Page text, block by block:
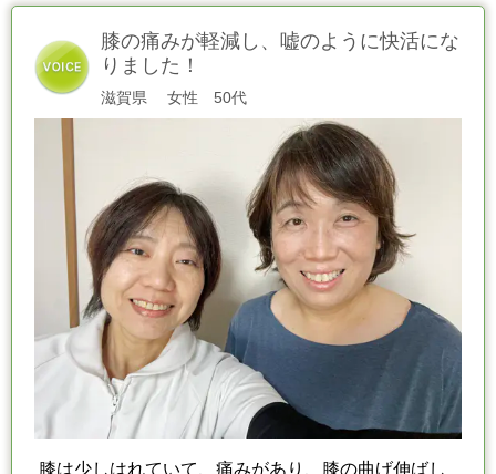
膝の痛みが軽減し、嘘のように快活にな
りました！
滋賀県 女性 50代
膝は少しはれていて、痛みがあり、膝の曲げ伸ばし